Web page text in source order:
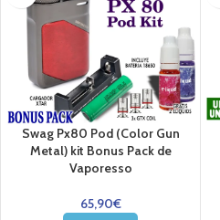
Swag Px80 Pod (Color Gun
Metal) kit Bonus Pack de
Vaporesso
65,90€